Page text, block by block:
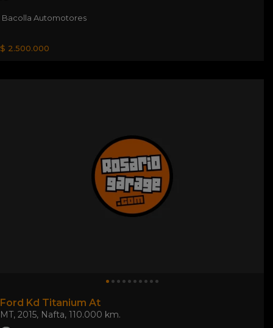
Bacolla Automotores
$ 2.500.000
Ford Kd Titanium At
MT, 2015, Nafta, 110.000 km.